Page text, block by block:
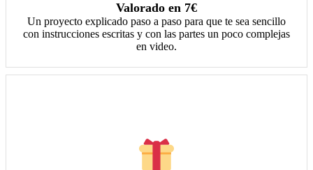
Valorado en 7€
Un proyecto explicado paso a paso para que te sea sencillo
con instrucciones escritas y con las partes un poco complejas
en video.